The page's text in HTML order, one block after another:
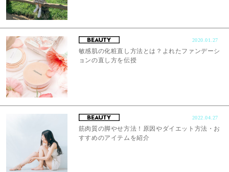
2020.01.27
敏感肌の化粧直し方法とは？よれたファンデーシ
ョンの直し方を伝授
2022.04.27
筋肉質の脚やせ方法！原因やダイエット方法・お
すすめのアイテムを紹介